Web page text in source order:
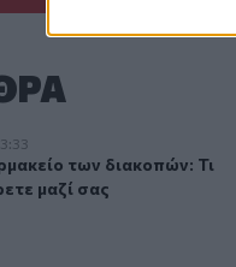
Τι να πάρετε μαζί σας
των διακοπών: Τι
των διακοπών: Τι
μαζί σας